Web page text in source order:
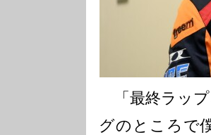
「最終ラップ
グのところで